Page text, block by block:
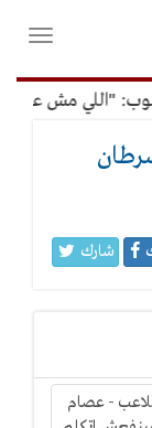
فتح
"اللي مش عاوز
شارك